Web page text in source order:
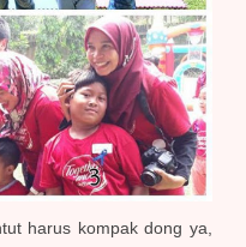
harus kompak dong ya,